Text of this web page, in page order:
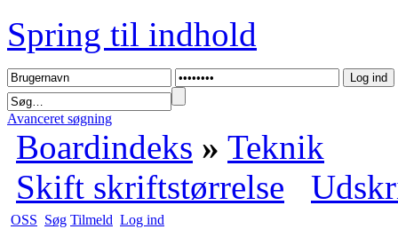
Spring til indhold
Avanceret søgning
Boardindeks » Teknik
Skift skriftstørrelse
OSS Søg Tilmeld Log ind